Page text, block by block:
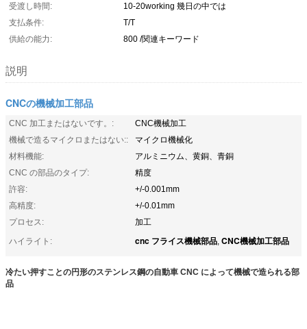
受渡し時間:
10-20working 幾日の中では
支払条件:
T/T
供給の能力:
800 /関連キーワード
説明
CNCの機械加工部品
CNC 加工またはないです。:
CNC機械加工
機械で造るマイクロまたはない::
マイクロ機械化
材料機能:
アルミニウム、黄銅、青銅
CNC の部品のタイプ:
精度
許容:
+/-0.001mm
高精度:
+/-0.01mm
プロセス:
加工
ハイライト:
cnc フライス機械部品, CNC機械加工部品
冷たい押すことの円形のステンレス鋼の自動車 CNC によって機械で造られる部
品